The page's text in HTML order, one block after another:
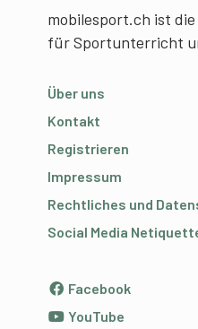
mobilesport.ch ist
für Sportunterricht
Über uns
Kontakt
Registrieren
Impressum
Rechtliches und
Social Media
Facebook
YouTube